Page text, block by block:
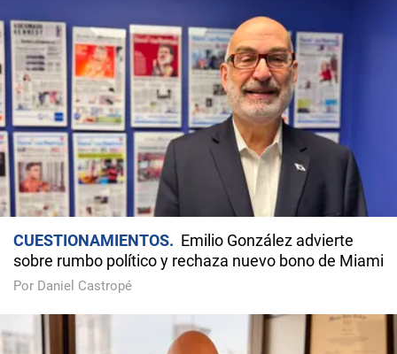
CUESTIONAMIENTOS
Emilio González advierte
sobre rumbo político y rechaza nuevo bono de Miami
Por Daniel Castropé